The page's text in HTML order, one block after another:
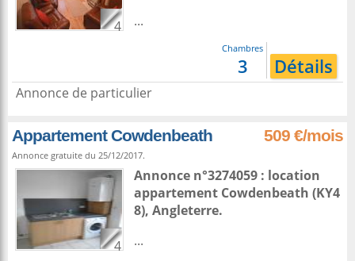
4
...
Chambres
3 Détails
Annonce de particulier
Appartement Cowdenbeath 509 €/mois
Annonce gratuite du 25/12/2017.
4
Annonce n°3274059 : location
appartement Cowdenbeath (KY4
8), Angleterre.
...